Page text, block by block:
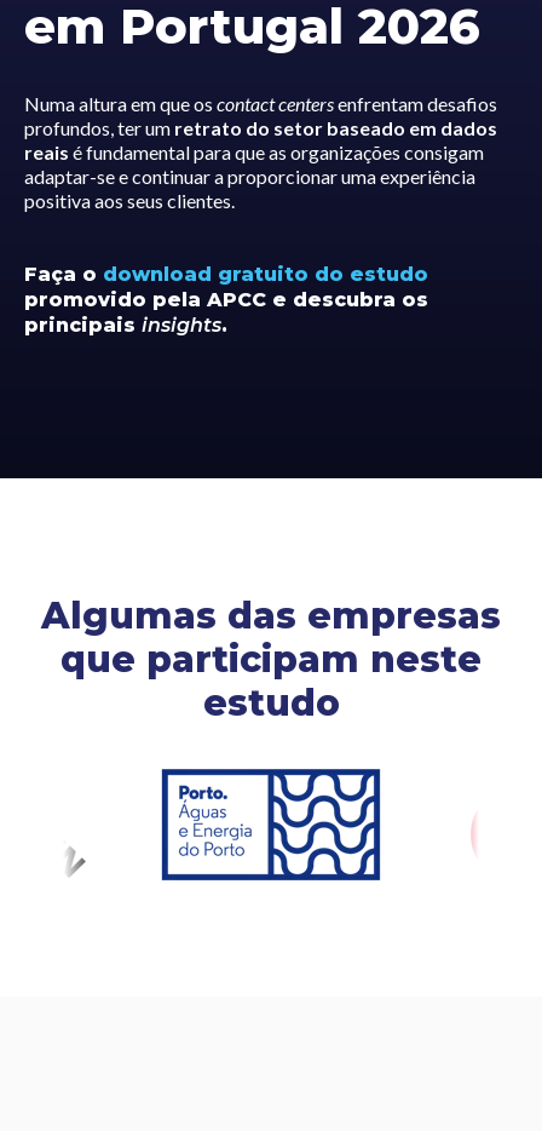
em Portugal 2026
Numa altura em que os contact centersenfrentam desafios
profundos, ter um retrato do setor baseado em dados
reais é fundamental para que as organizações consigam
adaptar-se e continuar a proporcionar uma experiência
positiva aos seus clientes.
Faça o download gratuito do estudo
promovido pela APCC e descubra os
principais insights.
Algumas das empresas
que participam neste
estudo